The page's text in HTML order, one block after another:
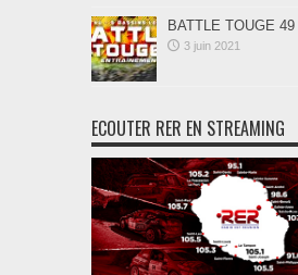
BATTLE TOUGE
3 juin 2021
ECOUTER RER EN STREAMING